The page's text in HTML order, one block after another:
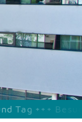
ist täglich von